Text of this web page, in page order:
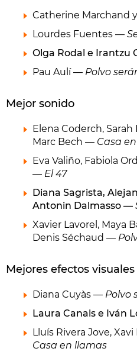
Catherine Marchand
Lourdes Fuentes —
Olga Rodal e Irantzu
Pau Aulí — Polvo
Mejor sonido
Elena Coderch,
Marc Bech — Casa
Eva Valiño, Fabiola
— El 47
Diana Sagrista,
Antonin Dalmasso —
Xavier Lavorel, Maya
Denis Séchaud —
Mejores efectos visuales
Diana Cuyàs — Polvo
Laura Canals e Iván
Lluís Rivera Jove,
Casa en llamas